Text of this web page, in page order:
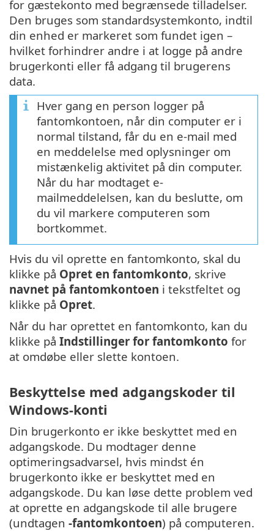
for gæstekonto med begrænsede tilladelser.
Den bruges som standardsystemkonto, indtil
din enhed er markeret som fundet igen –
hvilket forhindrer andre i at logge på andre
brugerkonti eller få adgang til brugerens
data.
Hver gang en person logger på
fantomkontoen, når din computer er i
normal tilstand, får du en e-mail med
en meddelelse med oplysninger om
mistænkelig aktivitet på din computer.
Når du har modtaget e-
mailmeddelelsen, kan du beslutte, om
du vil markere computeren som
bortkommet.
Hvis du vil oprette en fantomkonto, skal du
klikke på Opret en fantomkonto, skrive
navnet på fantomkontoen i tekstfeltet og
klikke på Opret.
Når du har oprettet en fantomkonto, kan du
klikke på Indstillinger for fantomkonto for
at omdøbe eller slette kontoen.
Beskyttelse med adgangskoder til
Windows-konti
Din brugerkonto er ikke beskyttet med en
adgangskode. Du modtager denne
optimeringsadvarsel, hvis mindst én
brugerkonto ikke er beskyttet med en
adgangskode. Du kan løse dette problem ved
at oprette en adgangskode til alle brugere
(undtagen -fantomkontoen) på computeren.